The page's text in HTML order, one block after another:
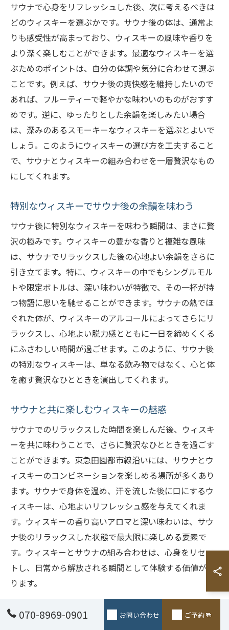
サウナで心身をリフレッシュした後、次に考えるべきは
どのウィスキーを選ぶかです。サウナ後の体は、通常よ
りも感受性が高まっており、ウィスキーの風味や香りを
より深く楽しむことができます。最適なウィスキーを選
ぶためのポイントは、自分の体調や気分に合わせて選ぶ
ことです。例えば、サウナ後の爽快感を維持したいので
あれば、フルーティーで軽やかな味わいのものがおすす
めです。逆に、ゆったりとした余韻を楽しみたい場合
は、深みのあるスモーキーなウィスキーを選ぶとよいで
しょう。このようにウィスキーの選び方を工夫すること
で、サウナとウィスキーの組み合わせを一層贅沢なもの
にしてくれます。
特別なウィスキーでサウナ後の余韻を味わう
サウナ後に特別なウィスキーを味わう瞬間は、まさに贅
沢の極みです。ウィスキーの豊かな香りと複雑な風味
は、サウナでリラックスした後の心地よい余韻をさらに
引き立てます。特に、ウィスキーの中でもシングルモル
トや限定ボトルは、深い味わいが特徴で、その一杯が持
つ物語に思いを馳せることができます。サウナの熱でほ
ぐれた体が、ウィスキーのアルコールによってさらにリ
ラックスし、心地よい脱力感とともに一日を締めくくる
にふさわしい時間が過ごせます。このように、サウナ後
の特別なウィスキーは、単なる飲み物ではなく、心と体
を癒す贅沢なひとときを演出してくれます。
サウナと共に楽しむウィスキーの魅惑
サウナでのリラックスした時間を楽しんだ後、ウィスキ
ーを共に味わうことで、さらに贅沢なひとときを過ごす
ことができます。東急田園都市線沿いには、サウナとウ
ィスキーのコンビネーションを楽しめる場所が多くあり
ます。サウナで身体を温め、汗を流した後に口にするウ
ィスキーは、心地よいリフレッシュ感を与えてくれま
す。ウィスキーの香り高いアロマと深い味わいは、サウ
ナ後のリラックスした状態で最大限に楽しめる要素で
す。ウィスキーとサウナの組み合わせは、心身をリセッ
トし、日常から解放される瞬間として体験する価値があ
ります。
サウナ後のウィスキーがもたらす至福のひととき
070-8969-0901 お問い合わせ ご予約